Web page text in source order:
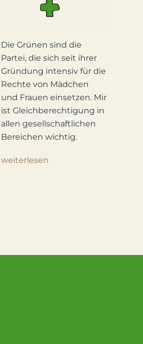
Die Grünen sind die
Partei, die sich seit ihrer
Gründung intensiv für die
Rechte von Mädchen
und Frauen einsetzen. Mir
ist Gleichberechtigung in
allen gesellschaftlichen
Bereichen wichtig.
weiterlesen